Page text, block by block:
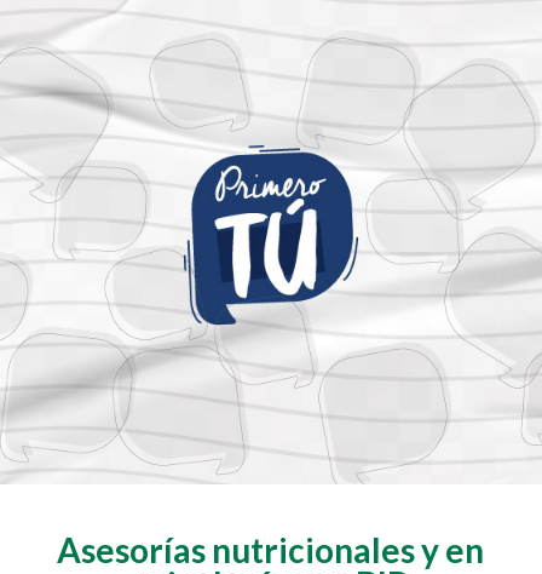
Asesorías nutricionales y en